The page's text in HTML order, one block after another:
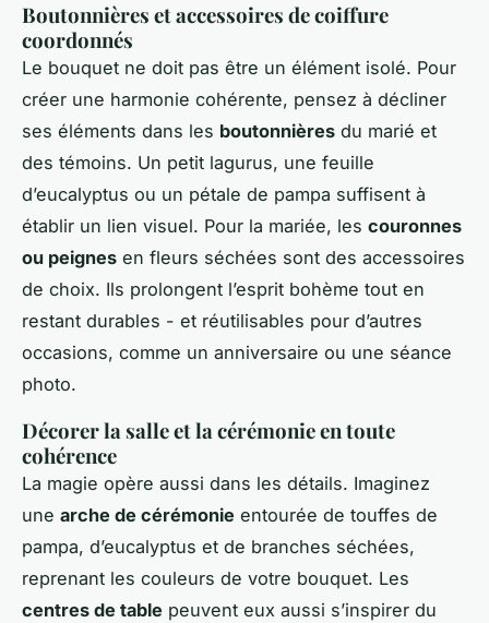
Boutonnières et accessoires de coiffure
coordonnés
Le bouquet ne doit pas être un élément isolé. Pour
créer une harmonie cohérente, pensez à décliner
ses éléments dans les boutonnières du marié et
des témoins. Un petit lagurus, une feuille
d’eucalyptus ou un pétale de pampa suffisent à
établir un lien visuel. Pour la mariée, les couronnes
ou peignes en fleurs séchées sont des accessoires
de choix. Ils prolongent l’esprit bohème tout en
restant durables - et réutilisables pour d’autres
occasions, comme un anniversaire ou une séance
photo.
Décorer la salle et la cérémonie en toute
cohérence
La magie opère aussi dans les détails. Imaginez
une arche de cérémonie entourée de touffes de
pampa, d’eucalyptus et de branches séchées,
reprenant les couleurs de votre bouquet. Les
centres de table peuvent eux aussi s’inspirer du